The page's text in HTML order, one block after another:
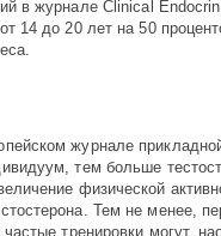
в журнале Clinical
14 до 20 лет на 50
журнале
тем больше
физической
Тем не менее,
тренировки могут,